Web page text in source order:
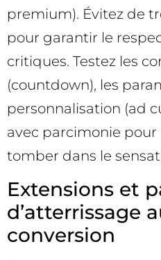
premium). Évitez de
pour garantir le
critiques. Testez les
(countdown), les
personnalisation (ad
avec parcimonie
tomber dans le
Extensions et
d’atterrissage
conversion